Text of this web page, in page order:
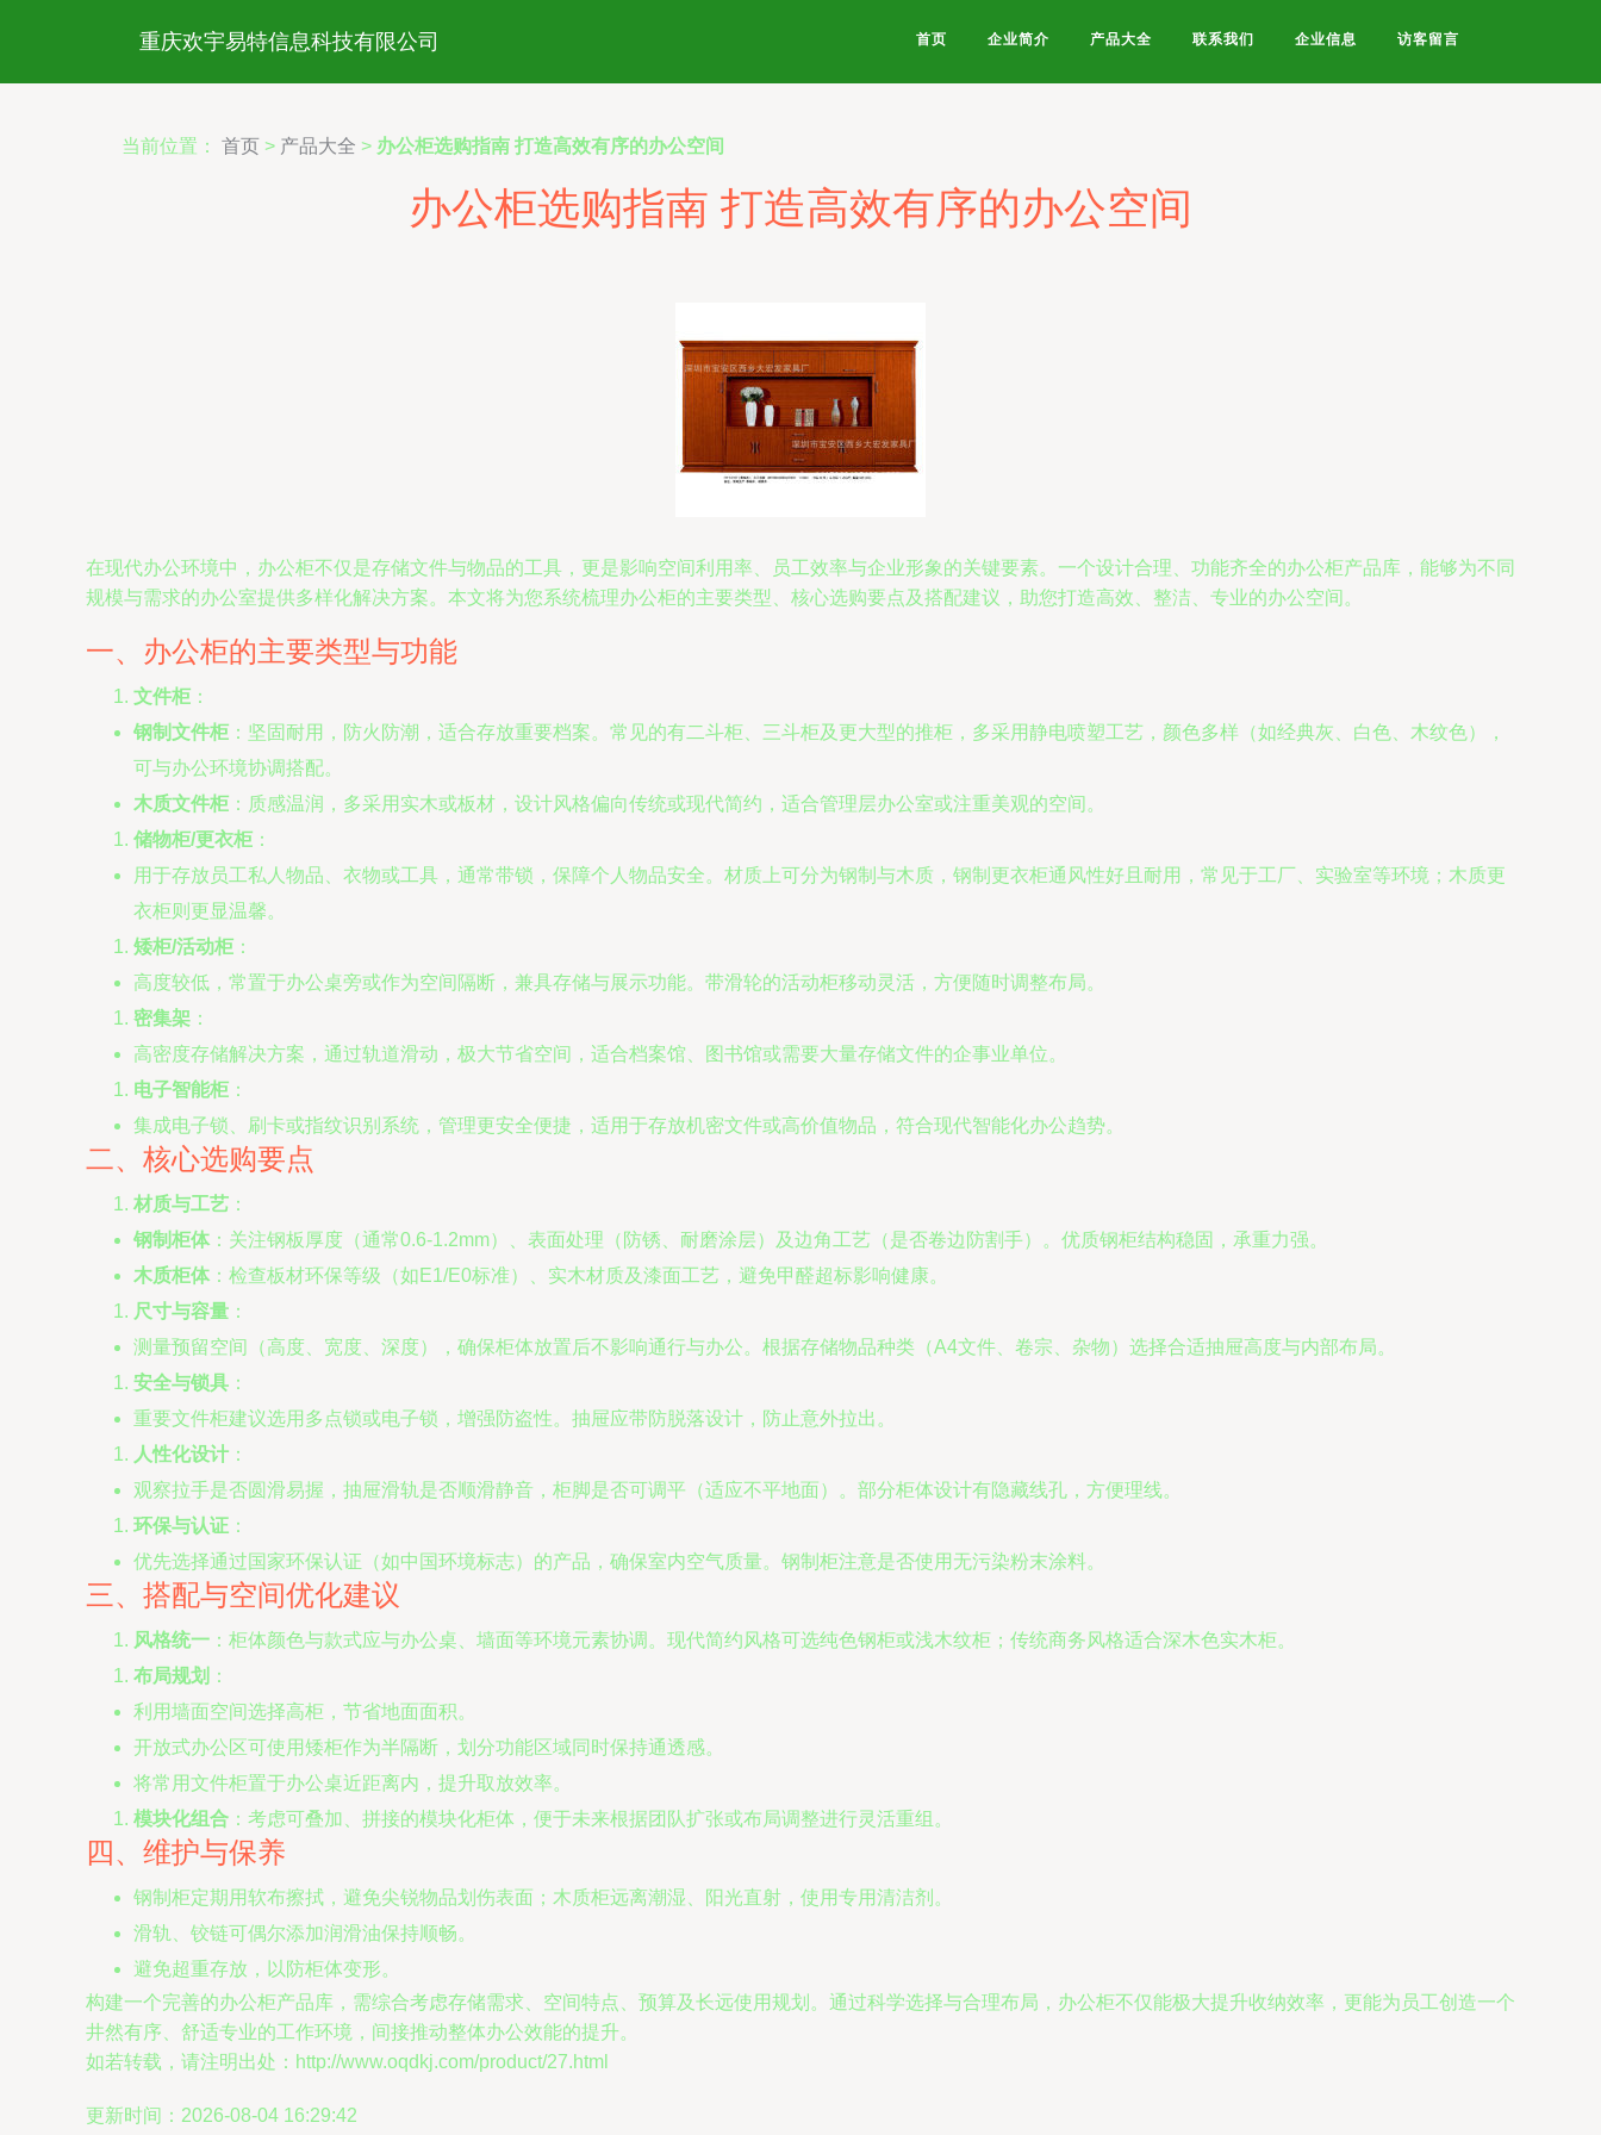
重庆欢宇易特信息科技有限公司 首页 企业简介 产品大全 联系我们 企业信息 访客留言
当前位置： 首页 > 产品大全 > 办公柜选购指南 打造高效有序的办公空间
办公柜选购指南 打造高效有序的办公空间
在现代办公环境中，办公柜不仅是存储文件与物品的工具，更是影响空间利用率、员工效率与企业形象的关键要素。一个设计合理、功能齐全的办公柜产品库，能够为不同
规模与需求的办公室提供多样化解决方案。本文将为您系统梳理办公柜的主要类型、核心选购要点及搭配建议，助您打造高效、整洁、专业的办公空间。
一、办公柜的主要类型与功能
文件柜 ：
钢制文件柜 ：坚固耐用，防火防潮，适合存放重要档案。常见的有二斗柜、三斗柜及更大型的推柜，多采用静电喷塑工艺，颜色多样（如经典灰、白色、木纹色），
可与办公环境协调搭配。
木质文件柜 ：质感温润，多采用实木或板材，设计风格偏向传统或现代简约，适合管理层办公室或注重美观的空间。
储物柜/更衣柜 ：
用于存放员工私人物品、衣物或工具，通常带锁，保障个人物品安全。材质上可分为钢制与木质，钢制更衣柜通风性好且耐用，常见于工厂、实验室等环境；木质更
衣柜则更显温馨。
矮柜/活动柜 ：
高度较低，常置于办公桌旁或作为空间隔断，兼具存储与展示功能。带滑轮的活动柜移动灵活，方便随时调整布局。
密集架 ：
高密度存储解决方案，通过轨道滑动，极大节省空间，适合档案馆、图书馆或需要大量存储文件的企事业单位。
电子智能柜 ：
集成电子锁、刷卡或指纹识别系统，管理更安全便捷，适用于存放机密文件或高价值物品，符合现代智能化办公趋势。
二、核心选购要点
材质与工艺 ：
钢制柜体 ：关注钢板厚度（通常0.6-1.2mm）、表面处理（防锈、耐磨涂层）及边角工艺（是否卷边防割手）。优质钢柜结构稳固，承重力强。
木质柜体 ：检查板材环保等级（如E1/E0标准）、实木材质及漆面工艺，避免甲醛超标影响健康。
尺寸与容量 ：
测量预留空间（高度、宽度、深度），确保柜体放置后不影响通行与办公。根据存储物品种类（A4文件、卷宗、杂物）选择合适抽屉高度与内部布局。
安全与锁具 ：
重要文件柜建议选用多点锁或电子锁，增强防盗性。抽屉应带防脱落设计，防止意外拉出。
人性化设计 ：
观察拉手是否圆滑易握，抽屉滑轨是否顺滑静音，柜脚是否可调平（适应不平地面）。部分柜体设计有隐藏线孔，方便理线。
环保与认证 ：
优先选择通过国家环保认证（如中国环境标志）的产品，确保室内空气质量。钢制柜注意是否使用无污染粉末涂料。
三、搭配与空间优化建议
风格统一 ：柜体颜色与款式应与办公桌、墙面等环境元素协调。现代简约风格可选纯色钢柜或浅木纹柜；传统商务风格适合深木色实木柜。
布局规划 ：
利用墙面空间选择高柜，节省地面面积。
开放式办公区可使用矮柜作为半隔断，划分功能区域同时保持通透感。
将常用文件柜置于办公桌近距离内，提升取放效率。
模块化组合 ：考虑可叠加、拼接的模块化柜体，便于未来根据团队扩张或布局调整进行灵活重组。
四、维护与保养
钢制柜定期用软布擦拭，避免尖锐物品划伤表面；木质柜远离潮湿、阳光直射，使用专用清洁剂。
滑轨、铰链可偶尔添加润滑油保持顺畅。
避免超重存放，以防柜体变形。
构建一个完善的办公柜产品库，需综合考虑存储需求、空间特点、预算及长远使用规划。通过科学选择与合理布局，办公柜不仅能极大提升收纳效率，更能为员工创造一个
井然有序、舒适专业的工作环境，间接推动整体办公效能的提升。
如若转载，请注明出处：http://www.oqdkj.com/product/27.html
更新时间：2026-08-04 16:29:42